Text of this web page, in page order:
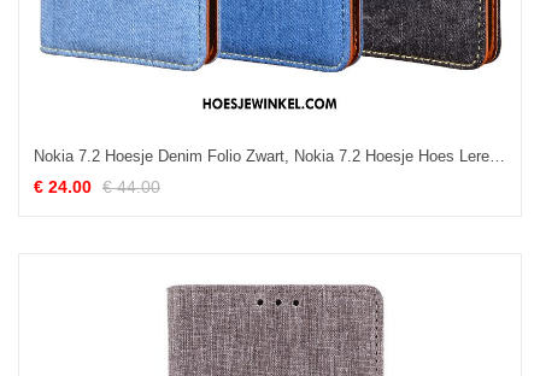
Nokia 7.2 Hoesje Denim Folio Zwart, Nokia 7.2 Hoesje Hoes Leren Etui
€ 24.00 € 44.00